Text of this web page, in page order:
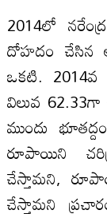
2014లో
దోహదం చేసిన
ఒకటి.
విలువ
ముందు
రూపాయిని
చేస్తామని,
చేస్తామని